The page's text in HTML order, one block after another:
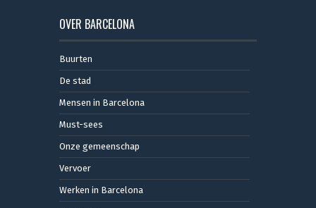
OVER BARCELONA
Buurten
De stad
Mensen in Barcelona
Must-sees
Onze gemeenschap
Vervoer
Werken in Barcelona